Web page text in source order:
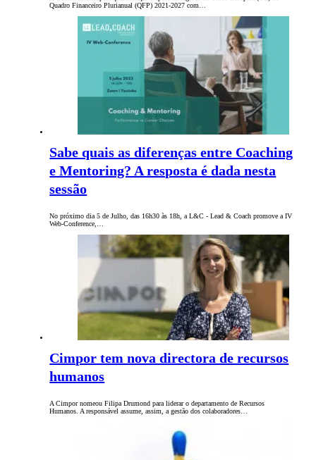
Quadro Financeiro Plurianual (QFP) 2021-2027 com…
Sabe quais as diferenças entre Coaching
e Mentoring? A resposta é dada nesta
sessão
No próximo dia 5 de Julho, das 16h30 às 18h, a L&C - Lead & Coach promove a IV
Web-Conference,…
Cimpor tem nova directora de recursos
humanos
A Cimpor nomeou Filipa Drumond para liderar o departamento de Recursos
Humanos. A responsável assume, assim, a gestão dos colaboradores…